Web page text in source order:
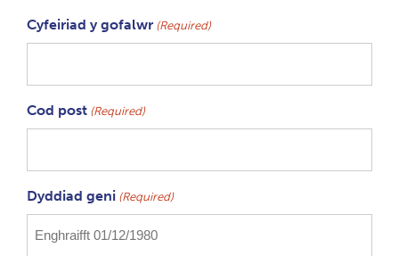
Cyfeiriad y gofalwr (Required)
Cod post (Required)
Dyddiad geni (Required)